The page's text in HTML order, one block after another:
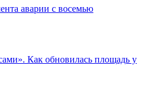
аварии с восемью
Как обновилась площадь у